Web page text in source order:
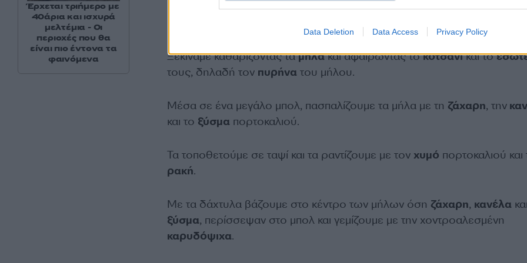
Data Deletion Data Access Privacy Policy
Ξεκινάμε καθαρίζοντας ταμήλακαι αφαιρώντας τοκοτσάνικαι το
τους, δηλαδή τον πυρήνατου μήλου.
Μέσα σε ένα μεγάλο μπολ, πασπαλίζουμε τα μήλα με τη ζάχαρη, την
και το ξύσμαπορτοκαλιού.
Τα τοποθετούμε σε ταψί και τα ραντίζουμε με τον χυμό πορτοκαλιού και
ρακή.
Με τα δάχτυλα βάζουμε στο κέντρο των μήλων όση ζάχαρη, κανέλακαι
ξύσμα, περίσσεψαν στο μπολ και γεμίζουμε με την χοντροαλεσμένη
καρυδόψιχα.
Έρχεται τριήμερο με
40άρια και ισχυρά
μελτέμια - Οι
περιοχές που θα
είναι πιο έντονα τα
φαινόμενα